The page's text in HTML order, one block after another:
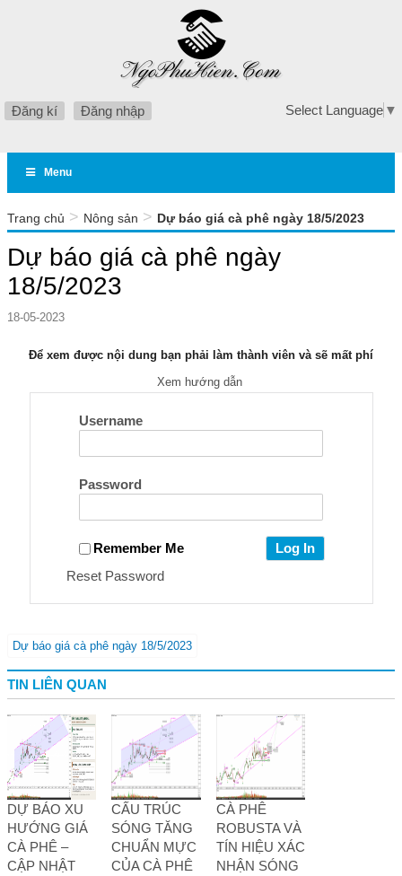
Đăng kí Đăng nhập Select Language ▼
Menu
Trang chủ > Nông sản > Dự báo giá cà phê ngày 18/5/2023
Dự báo giá cà phê ngày
18/5/2023
18-05-2023
Để xem được nội dung bạn phải làm thành viên và sẽ mất phí
Xem hướng dẫn
Username
Password
Remember Me
Reset Password
Dự báo giá cà phê ngày 18/5/2023
TIN LIÊN QUAN
DỰ BÁO XU
HƯỚNG GIÁ
CÀ PHÊ –
CẬP NHẬT
CẤU TRÚC
SÓNG TĂNG
CHUẨN MỰC
CỦA CÀ PHÊ
CÀ PHÊ
ROBUSTA VÀ
TÍN HIỆU XÁC
NHẬN SÓNG